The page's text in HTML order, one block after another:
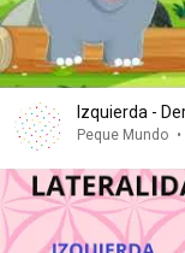
Izquierda -
Peque Mundo •